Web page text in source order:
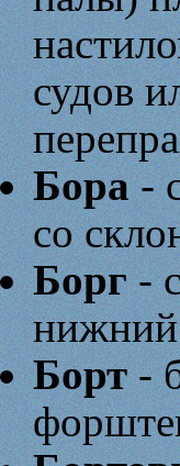
судов
Бора-
со
Борг-
Борт-